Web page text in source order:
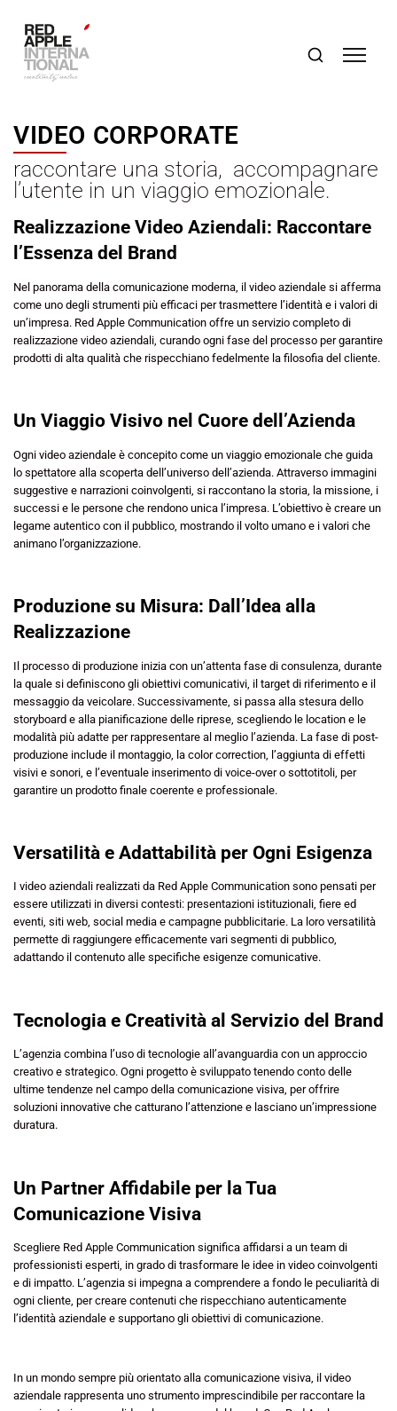
VIDEO CORPORATE
raccontare una storia, accompagnare
l’utente in un viaggio emozionale.
Realizzazione Video Aziendali: Raccontare
l’Essenza del Brand
Nel panorama della comunicazione moderna, il video aziendale si afferma
come uno degli strumenti più efficaci per trasmettere l’identità e i valori di
un’impresa. Red Apple Communication offre un servizio completo di
realizzazione video aziendali, curando ogni fase del processo per garantire
prodotti di alta qualità che rispecchiano fedelmente la filosofia del cliente.
Un Viaggio Visivo nel Cuore dell’Azienda
Ogni video aziendale è concepito come un viaggio emozionale che guida
lo spettatore alla scoperta dell’universo dell’azienda. Attraverso immagini
suggestive e narrazioni coinvolgenti, si raccontano la storia, la missione, i
successi e le persone che rendono unica l’impresa. L’obiettivo è creare un
legame autentico con il pubblico, mostrando il volto umano e i valori che
animano l’organizzazione.
Produzione su Misura: Dall’Idea alla
Realizzazione
Il processo di produzione inizia con un’attenta fase di consulenza, durante
la quale si definiscono gli obiettivi comunicativi, il target di riferimento e il
messaggio da veicolare. Successivamente, si passa alla stesura dello
storyboard e alla pianificazione delle riprese, scegliendo le location e le
modalità più adatte per rappresentare al meglio l’azienda. La fase di post-
produzione include il montaggio, la color correction, l’aggiunta di effetti
visivi e sonori, e l’eventuale inserimento di voice-over o sottotitoli, per
garantire un prodotto finale coerente e professionale.
Versatilità e Adattabilità per Ogni Esigenza
I video aziendali realizzati da Red Apple Communication sono pensati per
essere utilizzati in diversi contesti: presentazioni istituzionali, fiere ed
eventi, siti web, social media e campagne pubblicitarie. La loro versatilità
permette di raggiungere efficacemente vari segmenti di pubblico,
adattando il contenuto alle specifiche esigenze comunicative.
Tecnologia e Creatività al Servizio del Brand
L’agenzia combina l’uso di tecnologie all’avanguardia con un approccio
creativo e strategico. Ogni progetto è sviluppato tenendo conto delle
ultime tendenze nel campo della comunicazione visiva, per offrire
soluzioni innovative che catturano l’attenzione e lasciano un’impressione
duratura.
Un Partner Affidabile per la Tua
Comunicazione Visiva
Scegliere Red Apple Communication significa affidarsi a un team di
professionisti esperti, in grado di trasformare le idee in video coinvolgenti
e di impatto. L’agenzia si impegna a comprendere a fondo le peculiarità di
ogni cliente, per creare contenuti che rispecchiano autenticamente
l’identità aziendale e supportano gli obiettivi di comunicazione.
In un mondo sempre più orientato alla comunicazione visiva, il video
aziendale rappresenta uno strumento imprescindibile per raccontare la